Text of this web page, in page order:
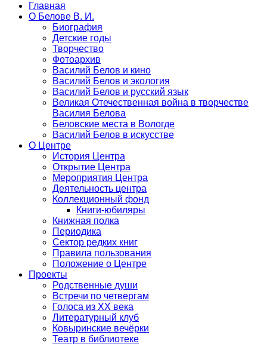
Главная
О Белове В. И.
Биография
Детские годы
Творчество
Фотоархив
Василий Белов и кино
Василий Белов и экология
Василий Белов и русский язык
Великая Отечественная война в творчестве
Василия Белова
Беловские места в Вологде
Василий Белов в искусстве
О Центре
История Центра
Открытие Центра
Мероприятия Центра
Деятельность центра
Коллекционный фонд
Книги-юбиляры
Книжная полка
Периодика
Сектор редких книг
Правила пользования
Положение о Центре
Проекты
Родственные души
Встречи по четвергам
Голоса из ХХ века
Литературный клуб
Ковыринские вечёрки
Театр в библиотеке